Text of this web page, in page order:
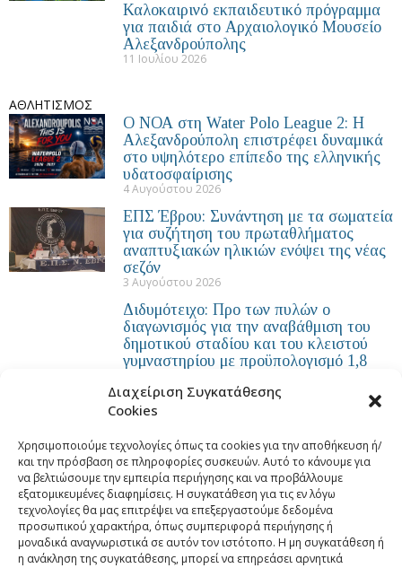
Διαχείριση Συγκατάθεσης
Cookies
Χρησιμοποιούμε τεχνολογίες όπως τα cookies για την αποθήκευση ή/
και την πρόσβαση σε πληροφορίες συσκευών. Αυτό το κάνουμε για
να βελτιώσουμε την εμπειρία περιήγησης και να προβάλλουμε
εξατομικευμένες διαφημίσεις. Η συγκατάθεση για τις εν λόγω
τεχνολογίες θα μας επιτρέψει να επεξεργαστούμε δεδομένα
προσωπικού χαρακτήρα, όπως συμπεριφορά περιήγησης ή
μοναδικά αναγνωριστικά σε αυτόν τον ιστότοπο. Η μη συγκατάθεση ή
η ανάκληση της συγκατάθεσης, μπορεί να επηρεάσει αρνητικά
Καλοκαιρινό εκπαιδευτικό πρόγραμμα
για παιδιά στο Αρχαιολογικό Μουσείο
Αλεξανδρούπολης
11 Ιουλίου 2026
ΑΘΛΗΤΙΣΜΟΣ
Ο ΝΟΑ στη Water Polo League 2: Η
Αλεξανδρούπολη επιστρέφει δυναμικά
στο υψηλότερο επίπεδο της ελληνικής
υδατοσφαίρισης
4 Αυγούστου 2026
ΕΠΣ Έβρου: Συνάντηση με τα σωματεία
για συζήτηση του πρωταθλήματος
αναπτυξιακών ηλικιών ενόψει της νέας
σεζόν
3 Αυγούστου 2026
Διδυμότειχο: Προ των πυλών ο
διαγωνισμός για την αναβάθμιση του
δημοτικού σταδίου και του κλειστού
γυμναστηρίου με προϋπολογισμό 1,8
30 Ιουλίου 2026
Με 7 αθλητές και αθλήτριες συμμετέχει
ο ΟΦΘΑ στο Πανελλήνιο Πρωτάθλημα
Κολύμβησης
17 Ιουλίου 2026